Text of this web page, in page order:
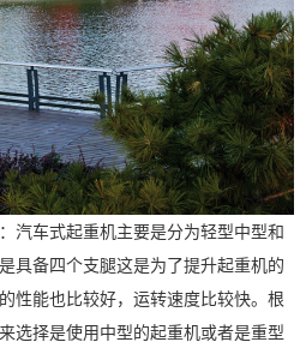
汽车式起重机主要是分为轻型中型和
具备四个支腿这是为了提升起重机的
性能也比较好，运转速度比较快。根
选择是使用中型的起重机或者是重型